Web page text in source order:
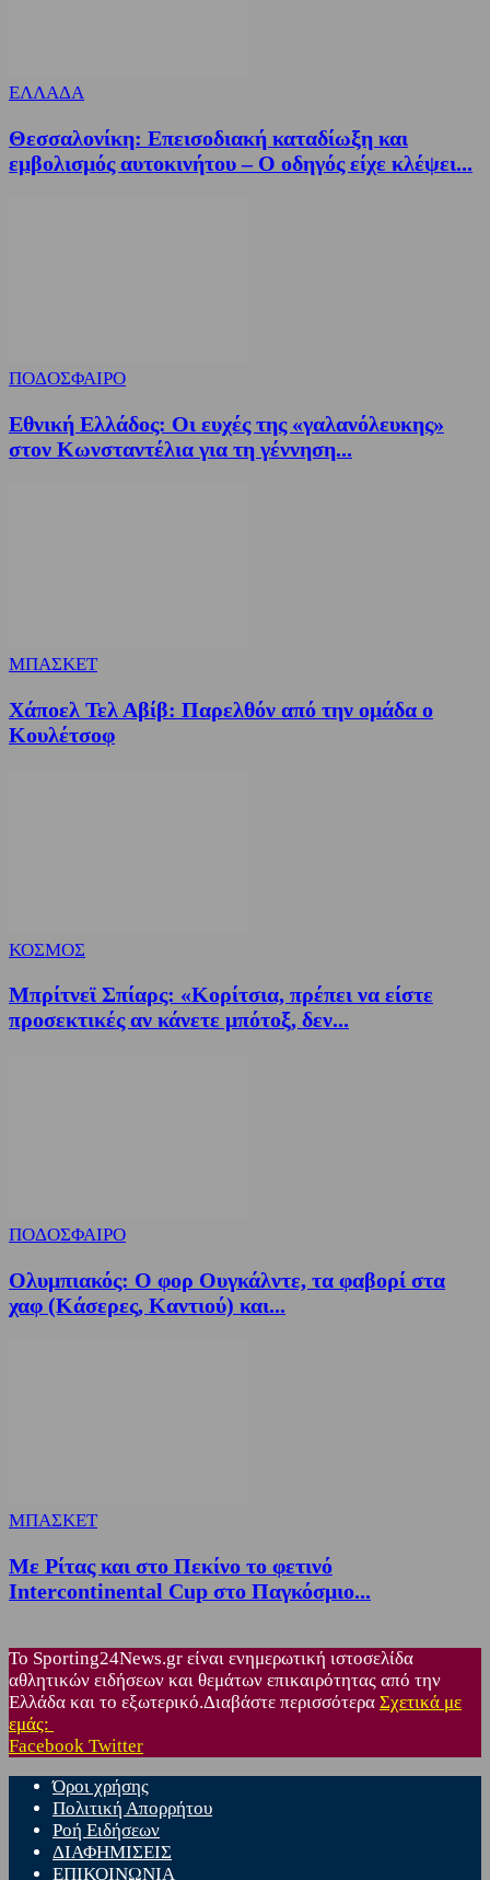
ΕΛΛΑΔΑ
Θεσσαλονίκη: Επεισοδιακή καταδίωξη και
εμβολισμός αυτοκινήτου – Ο οδηγός είχε κλέψει...
ΠΟΔΟΣΦΑΙΡΟ
Εθνική Ελλάδος: Οι ευχές της «γαλανόλευκης»
στον Κωνσταντέλια για τη γέννηση...
ΜΠΑΣΚΕΤ
Χάποελ Τελ Αβίβ: Παρελθόν από την ομάδα ο
Κουλέτσοφ
ΚΟΣΜΟΣ
Μπρίτνεϊ Σπίαρς: «Κορίτσια, πρέπει να είστε
προσεκτικές αν κάνετε μπότοξ, δεν...
ΠΟΔΟΣΦΑΙΡΟ
Ολυμπιακός: Ο φορ Ουγκάλντε, τα φαβορί στα
χαφ (Κάσερες, Καντιού) και...
ΜΠΑΣΚΕΤ
Με Ρίτας και στο Πεκίνο το φετινό
Intercontinental Cup στο Παγκόσμιο...
Το Sporting24News.gr είναι ενημερωτική ιστοσελίδα
αθλητικών ειδήσεων και θεμάτων επικαιρότητας από την
Ελλάδα και το εξωτερικό.Διαβάστε περισσότερα Σχετικά με
εμάς:
Facebook Twitter
Όροι χρήσης
Πολιτική Απορρήτου
Ροή Ειδήσεων
ΔΙΑΦΗΜΙΣΕΙΣ
ΕΠΙΚΟΙΝΩΝΙΑ